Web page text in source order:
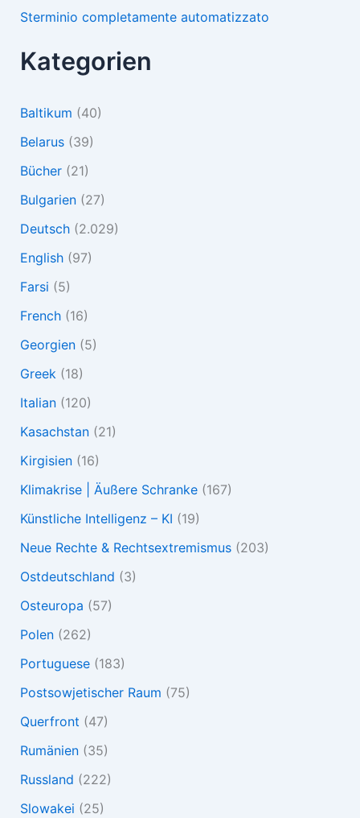
Sterminio completamente automatizzato
Kategorien
Baltikum (40)
Belarus(39)
Bücher(21)
Bulgarien(27)
Deutsch(2.029)
English(97)
Farsi (5)
French(16)
Georgien(5)
Greek(18)
Italian(120)
Kasachstan(21)
Kirgisien(16)
Klimakrise | Äußere Schranke(167)
Künstliche Intelligenz – KI (19)
Neue Rechte & Rechtsextremismus(203)
Ostdeutschland (3)
Osteuropa (57)
Polen(262)
Portuguese(183)
Postsowjetischer Raum (75)
Querfront (47)
Rumänien(35)
Russland (222)
Slowakei (25)